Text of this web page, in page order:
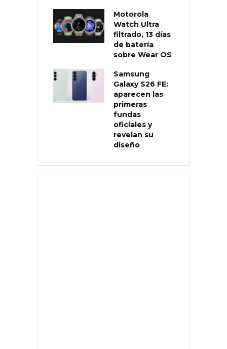
Motorola
Watch Ultra
filtrado, 13 días
de batería
sobre Wear OS
Samsung
Galaxy S26 FE:
aparecen las
primeras
fundas
oficiales y
revelan su
diseño